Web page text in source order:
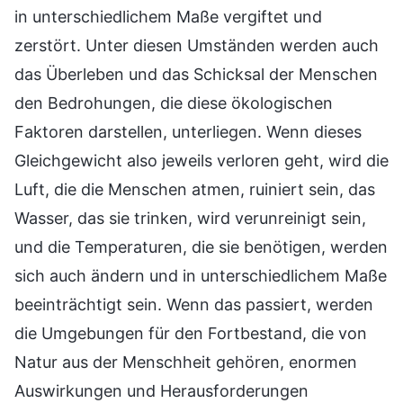
in unterschiedlichem Maße vergiftet und
zerstört. Unter diesen Umständen werden auch
das Überleben und das Schicksal der Menschen
den Bedrohungen, die diese ökologischen
Faktoren darstellen, unterliegen. Wenn dieses
Gleichgewicht also jeweils verloren geht, wird die
Luft, die die Menschen atmen, ruiniert sein, das
Wasser, das sie trinken, wird verunreinigt sein,
und die Temperaturen, die sie benötigen, werden
sich auch ändern und in unterschiedlichem Maße
beeinträchtigt sein. Wenn das passiert, werden
die Umgebungen für den Fortbestand, die von
Natur aus der Menschheit gehören, enormen
Auswirkungen und Herausforderungen